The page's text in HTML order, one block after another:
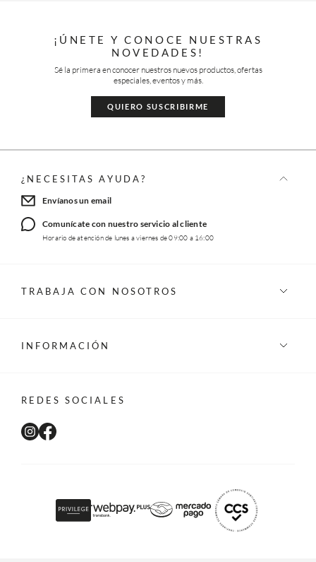
¡ÚNETE Y CONOCE NUESTRAS
NOVEDADES!
Sé la primera en conocer nuestros nuevos productos, ofertas
especiales, eventos y más.
QUIERO SUSCRIBIRME
¿NECESITAS AYUDA?
Envíanos un email
Comunícate con nuestro servicio al cliente
Horario de atención de lunes a viernes de 09:00 a 16:00
TRABAJA CON NOSOTROS
INFORMACIÓN
REDES SOCIALES